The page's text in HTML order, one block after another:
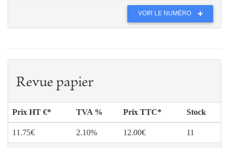
VOIR LE NUMÉRO
Revue papier
Prix HT €* TVA % Prix TTC* Stock
11.75€ 2.10% 12.00€ 11